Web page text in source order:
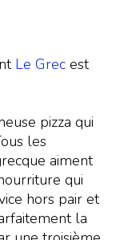
Le Grec est
pizza qui
les
aiment
qui
hors pair et
la